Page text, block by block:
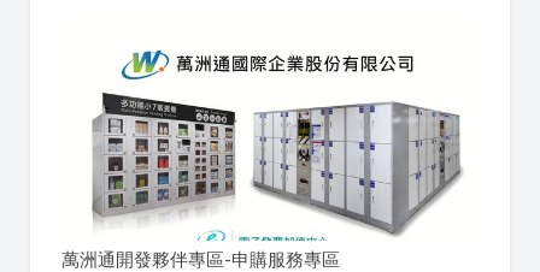
萬洲通開發夥伴專區-申購服務專區